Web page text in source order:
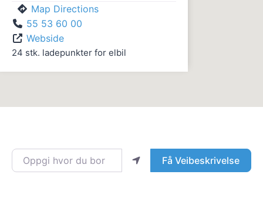
Oppgi hvor du bor Få Veibeskrivelse
Map Directions
55 53 60 00
Webside
24 stk. ladepunkter for elbil